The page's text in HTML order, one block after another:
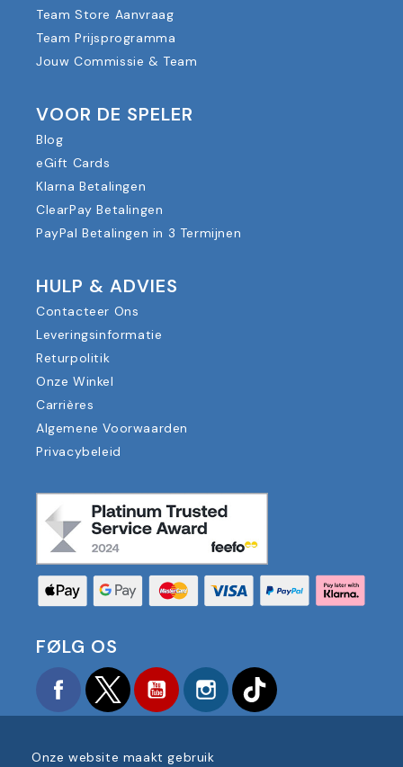
Team Store Aanvraag
Team Prijsprogramma
Jouw Commissie & Team
VOOR DE SPELER
Blog
eGift Cards
Klarna Betalingen
ClearPay Betalingen
PayPal Betalingen in 3 Termijnen
HULP & ADVIES
Contacteer Ons
Leveringsinformatie
Returpolitik
Onze Winkel
Carrières
Algemene Voorwaarden
Privacybeleid
FØLG OS
FacebookTwitter YouTubeInstagram
Onze website maakt gebruik